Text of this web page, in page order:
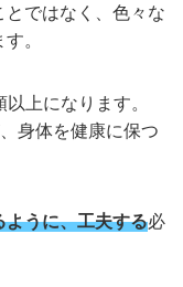
ではなく、色々な
。
上になります。
身体を健康に保つ
うに、工夫する必